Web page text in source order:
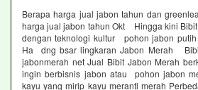
Berapa harga jual jabon tahun dan
harga jual jabon tahun Okt Hingga kini
dengan teknologi kultur pohon jabon
Ha dng bsar lingkaran Jabon Merah
jabonmerah net Jual Bibit Jabon Merah
ingin berbisnis jabon atau pohon jabon
kayu yang mirip kayu meranti merah